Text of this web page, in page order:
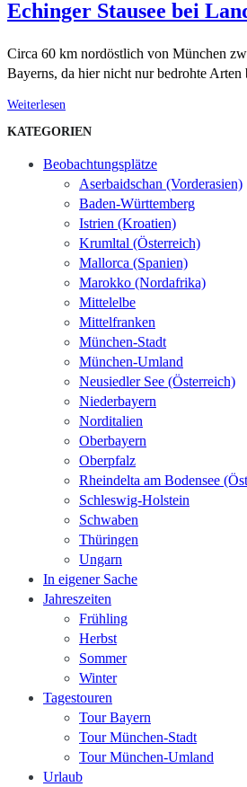
Echinger Stausee bei
Circa 60 km nordöstlich von München
Bayerns, da hier nicht nur bedrohte
Weiterlesen
KATEGORIEN
Beobachtungsplätze
Aserbaidschan (Vorderasien)
Baden-Württemberg
Istrien (Kroatien)
Krumltal (Österreich)
Mallorca (Spanien)
Marokko (Nordafrika)
Mittelelbe
Mittelfranken
München-Stadt
München-Umland
Neusiedler See (Österreich)
Niederbayern
Norditalien
Oberbayern
Oberpfalz
Rheindelta am Bodensee
Schleswig-Holstein
Schwaben
Thüringen
Ungarn
In eigener Sache
Jahreszeiten
Frühling
Herbst
Sommer
Winter
Tagestouren
Tour Bayern
Tour München-Stadt
Tour München-Umland
Urlaub